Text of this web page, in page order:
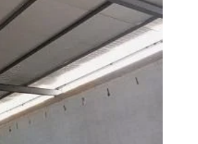
الحراري
والصوتي
واختيار
السقف
الأفضل
لمشروعك